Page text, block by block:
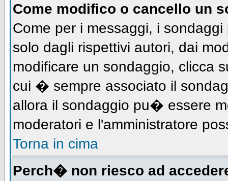
Come modifico o cancello un
Come per i messaggi, i
solo dagli rispettivi autori, dai
modificare un sondaggio, clicca
cui � sempre associato il
allora il sondaggio pu� essere
moderatori e l'amministratore
Torna in cima
Perch� non riesco ad